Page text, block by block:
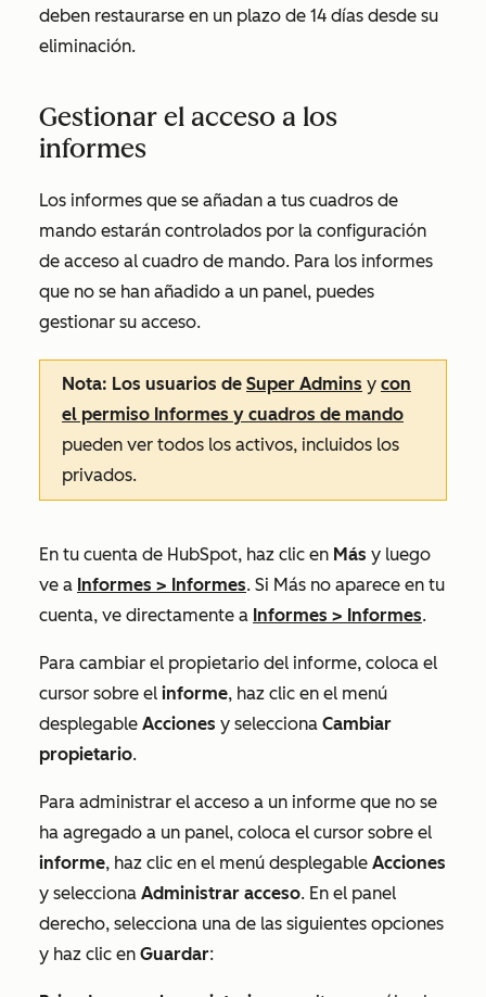
deben restaurarse en un plazo de 14 días desde su
eliminación.
Gestionar el acceso a los
informes
Los informes que se añadan a tus cuadros de
mando estarán controlados por la configuración
de acceso al cuadro de mando. Para los informes
que no se han añadido a un panel, puedes
gestionar su acceso.
Nota: Los usuarios de Super Admins y con
el permiso Informes y cuadros de mando
pueden ver todos los activos, incluidos los
privados.
En tu cuenta de HubSpot, haz clic en Más y luego
ve a Informes > Informes. Si Más no aparece en tu
cuenta, ve directamente a Informes > Informes.
Para cambiar el propietario del informe, coloca el
cursor sobre el informe, haz clic en el menú
desplegable Acciones y selecciona Cambiar
propietario.
Para administrar el acceso a un informe que no se
ha agregado a un panel, coloca el cursor sobre el
informe, haz clic en el menú desplegable Acciones
y selecciona Administrar acceso. En el panel
derecho, selecciona una de las siguientes opciones
y haz clic en Guardar: